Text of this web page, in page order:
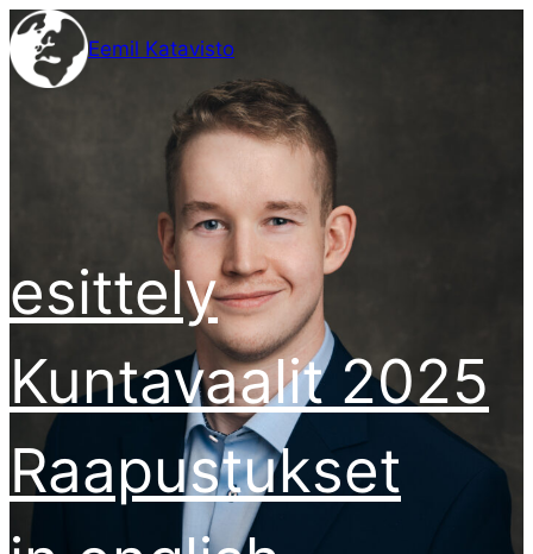
Siirry
sisältöönEemil Katavisto
esittely
Kuntavaalit 2025
Raapustukset